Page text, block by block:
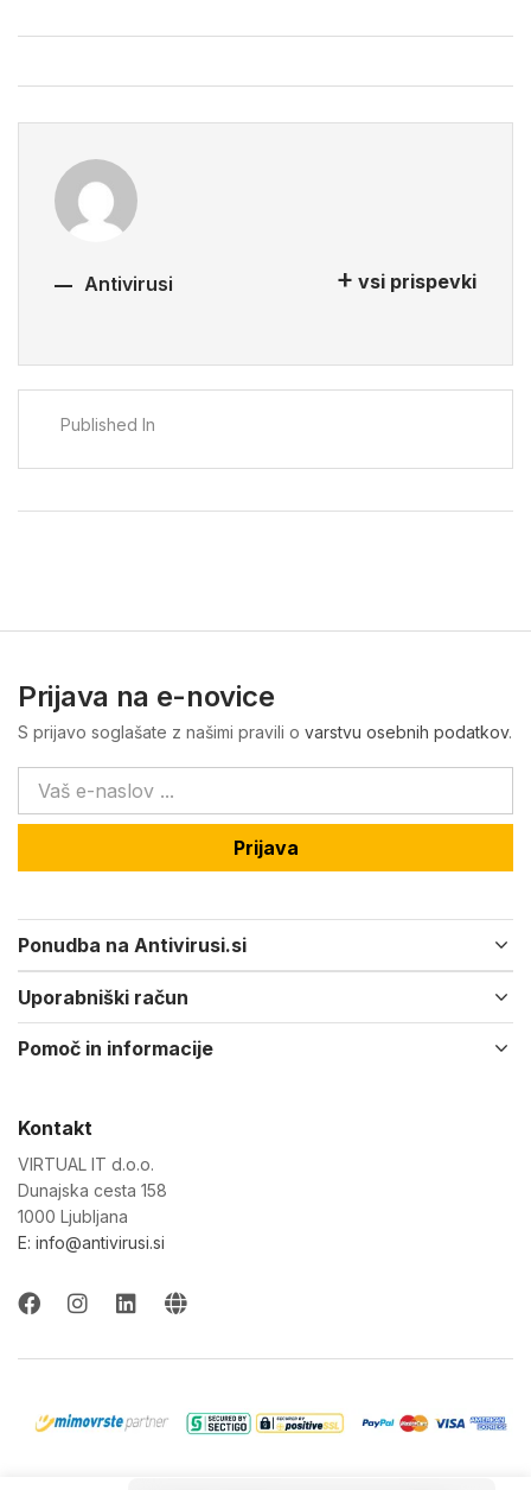
Antivirusi vsi prispevki
Published In
Prijava na e-novice
S prijavo soglašate z našimi pravili o varstvu osebnih podatkov.
Prijava
Ponudba na Antivirusi.si
Uporabniški račun
Pomoč in informacije
Kontakt
VIRTUAL IT d.o.o.
Dunajska cesta 158
1000 Ljubljana
E: info@antivirusi.si